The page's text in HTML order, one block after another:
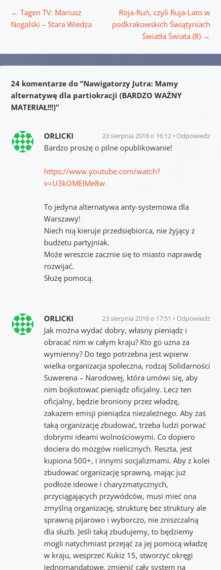
← Tagen TV: Mariusz
Nogalski – Stara Wiedza
Roja-Ruń, czyli Ruja-Lato w
podkrakowskich Świątyniach
Światła Świata (8) →
24 komentarze do “Nawigatorzy Jutra: Mamy
alternatywę dla partiokracji (BARDZO WAŻNY
MATERIAŁ!!!)”
ORLICKI 23 sierpnia 2018 o 16:12 Odpowiedz
Bardzo proszę o pilne opublikowanie!
https://www.youtube.com/watch?
v=U3kOMEIMe8w
To jedyna alternatywa anty-systemowa dla
Warszawy!
Niech nią kieruje przedsiębiorca, nie żyjący z
budżetu partyjniak.
Może wreszcie zacznie się to miasto naprawdę
rozwijać.
Służę pomocą.
ORLICKI 23 sierpnia 2018 o 17:51 Odpowiedz
Jak można wydać dobry, własny pieniądz i
obracać nim w całym kraju? Kto go uzna za
wymienny? Do tego potrzebna jest wpierw
wielka organizacja społeczna, rodzaj Solidarności
Suwerena – Narodowej, która umówi się, aby
nim bojkotować pieniądz oficjalny. Lecz ten
oficjalny, będzie broniony przez władzę,
zakazem emisji pieniądza niezależnego. Aby zaś
taką organizację zbudować, trzeba ludzi porwać
dobrymi ideami wolnościowymi. Co dopiero
dociera do mózgów nielicznych. Reszta, jest
kupiona 500+, i innymi socjalizmami. Aby z kolei
zbudować organizację sprawną, mając już
podłoże ideowe i charyzmatycznych,
przyciągających przywódców, musi mieć ona
zmyślną organizację, strukturę bez struktury ale
sprawną pijarowo i wyborczo, nie zniszczalną
dla służb. Jeśli taką zbudujemy, to będziemy
mogli natychmiast przejąć za jej pomocą władzę
w kraju, wesprzeć Kukiz 15, stworzyć okręgi
jednomandatowe, zmienić cały system na